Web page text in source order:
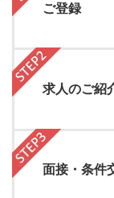
ご登録
求人のご紹
面接・条件